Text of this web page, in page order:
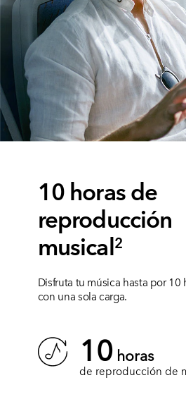
10 horas de
reproducción
musical2
Disfruta tu música hasta por 10
con una sola carga.
10 horas
de reproducción de